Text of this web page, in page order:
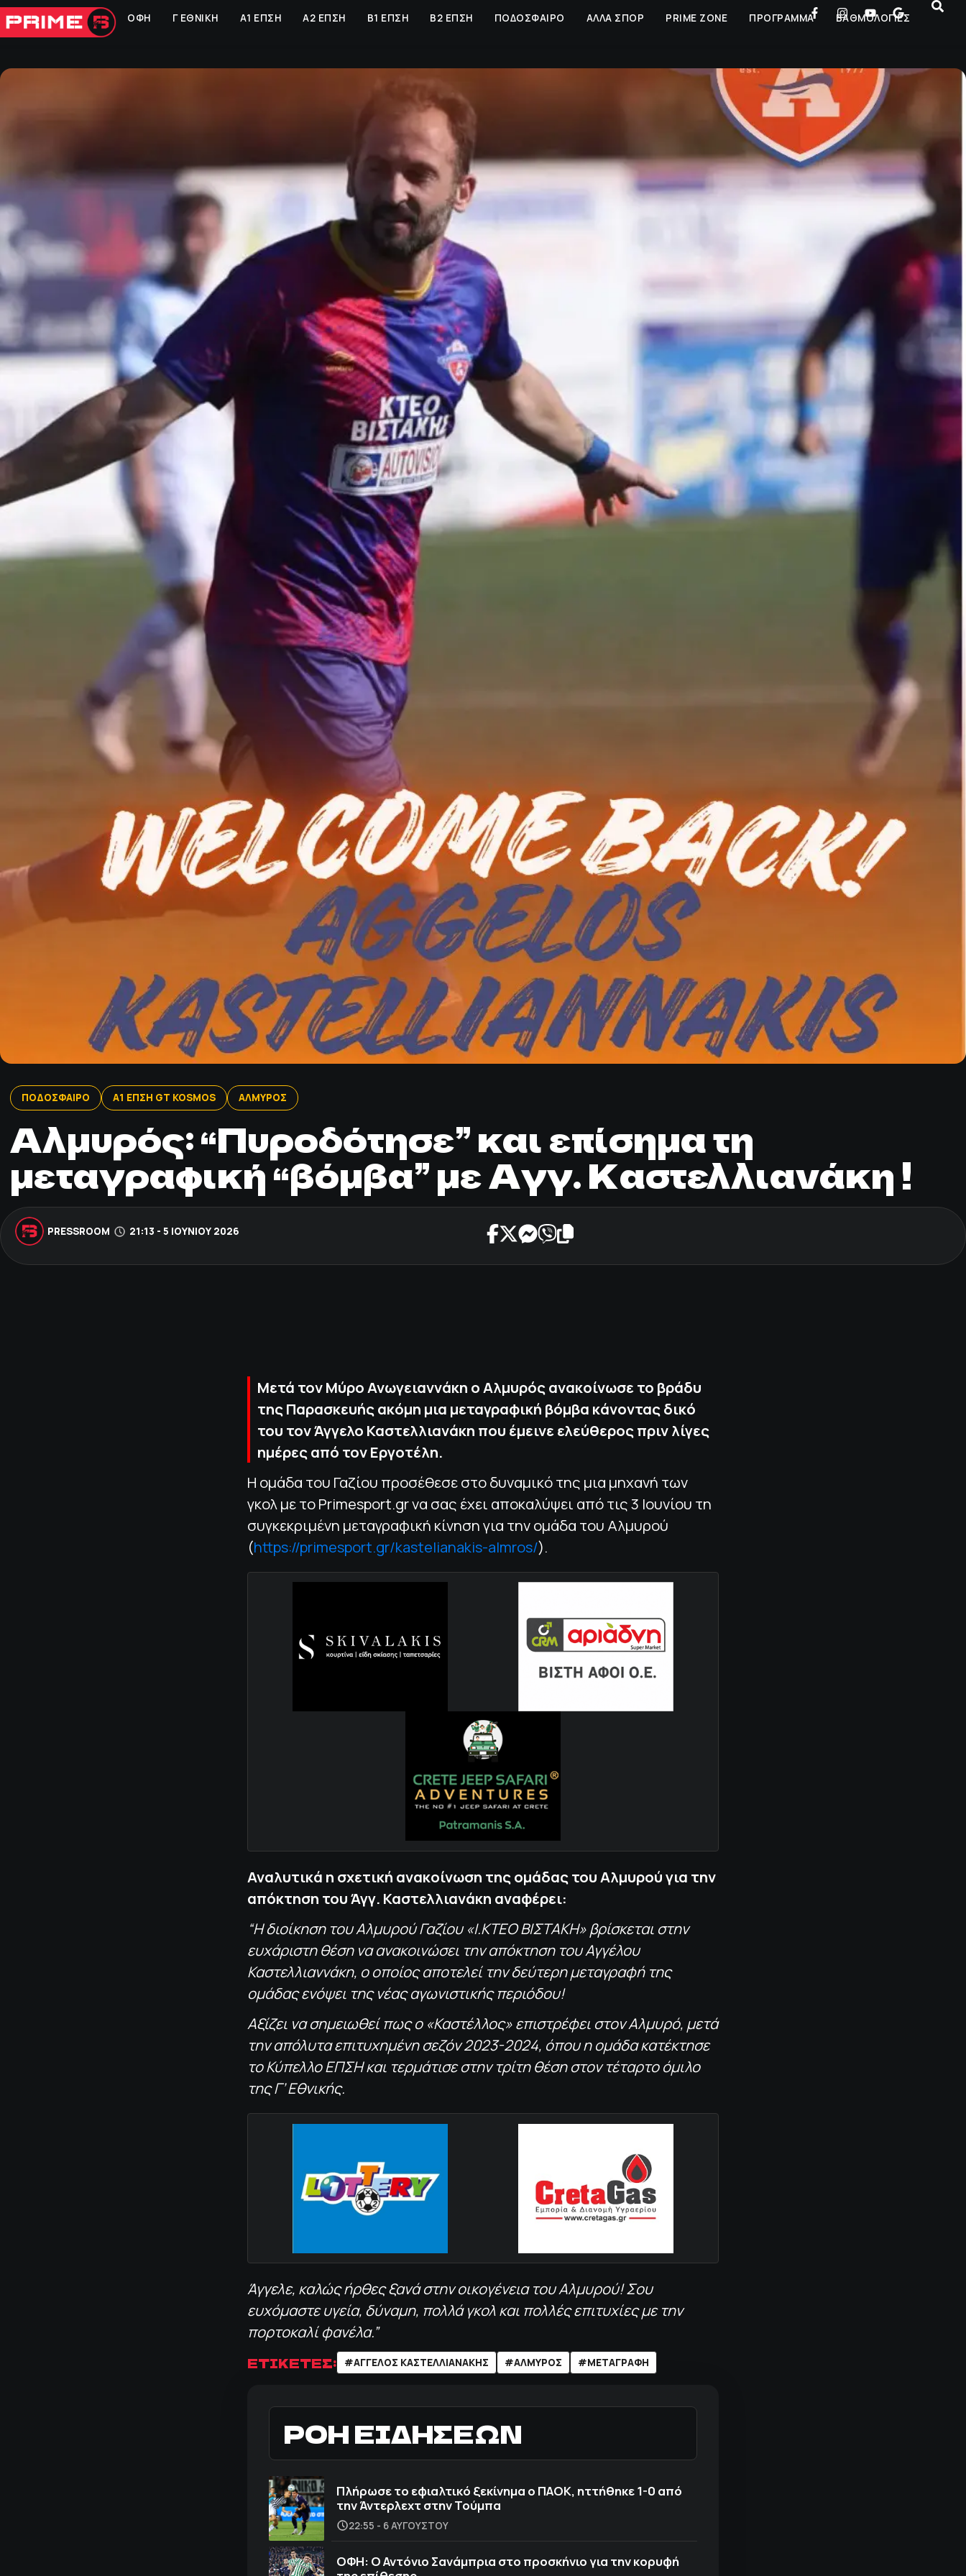
ΟΦΗ Γ ΕΘΝΙΚΗ Α1 ΕΠΣΗ Α2 ΕΠΣΗ Β1 ΕΠΣΗ Β2 ΕΠΣΗ ΠΟΔΟΣΦΑΙΡΟ ΑΛΛΑ ΣΠΟΡ PRIME ZONE ΠΡΟΓΡΑΜΜΑ ΒΑΘΜΟΛΟΓΙΕΣ
ΠΟΔΟΣΦΑΙΡΟ Α1 ΕΠΣΗ GT KOSMOS ΑΛΜΥΡΟΣ
Αλμυρός: “Πυροδότησε” και επίσημα τη
μεταγραφική “βόμβα” με Αγγ. Καστελλιανάκη !
PRESSROOM 21:13 - 5 ΙΟΥΝΊΟΥ 2026
Μετά τον Μύρο Ανωγειαννάκη ο Αλμυρός ανακοίνωσε το βράδυ
της Παρασκευής ακόμη μια μεταγραφική βόμβα κάνοντας δικό
του τον Άγγελο Καστελλιανάκη που έμεινε ελεύθερος πριν λίγες
ημέρες από τον Εργοτέλη.
Η ομάδα του Γαζίου προσέθεσε στο δυναμικό της μια μηχανή των
γκολ με το Primesport.gr να σας έχει αποκαλύψει από τις 3 Ιουνίου τη
συγκεκριμένη μεταγραφική κίνηση για την ομάδα του Αλμυρού
(https://primesport.gr/kastelianakis-almros/).
Αναλυτικά η σχετική ανακοίνωση της ομάδας του Αλμυρού για την
απόκτηση του Άγγ. Καστελλιανάκη αναφέρει:
“Η διοίκηση του Αλμυρού Γαζίου «Ι.ΚΤΕΟ ΒΙΣΤΑΚΗ» βρίσκεται στην
ευχάριστη θέση να ανακοινώσει την απόκτηση του Αγγέλου
Καστελλιαννάκη, ο οποίος αποτελεί την δεύτερη μεταγραφή της
ομάδας ενόψει της νέας αγωνιστικής περιόδου!
Αξίζει να σημειωθεί πως ο «Καστέλλος» επιστρέφει στον Αλμυρό, μετά
την απόλυτα επιτυχημένη σεζόν 2023-2024, όπου η ομάδα κατέκτησε
το Κύπελλο ΕΠΣΗ και τερμάτισε στην τρίτη θέση στον τέταρτο όμιλο
της Γ’ Εθνικής.
Άγγελε, καλώς ήρθες ξανά στην οικογένεια του Αλμυρού! Σου
ευχόμαστε υγεία, δύναμη, πολλά γκολ και πολλές επιτυχίες με την
πορτοκαλί φανέλα.”
ΕΤΙΚΕΤΕΣ: #ΑΓΓΕΛΟΣ ΚΑΣΤΕΛΛΙΑΝΑΚΗΣ #ΑΛΜΥΡΟΣ #ΜΕΤΑΓΡΑΦΗ
ΡΟΗ ΕΙΔΗΣΕΩΝ
Πλήρωσε το εφιαλτικό ξεκίνημα ο ΠΑΟΚ, ηττήθηκε 1-0 από
την Άντερλεχτ στην Τούμπα
22:55 - 6 ΑΥΓΟΎΣΤΟΥ
ΟΦΗ: Ο Αντόνιο Σανάμπρια στο προσκήνιο για την κορυφή